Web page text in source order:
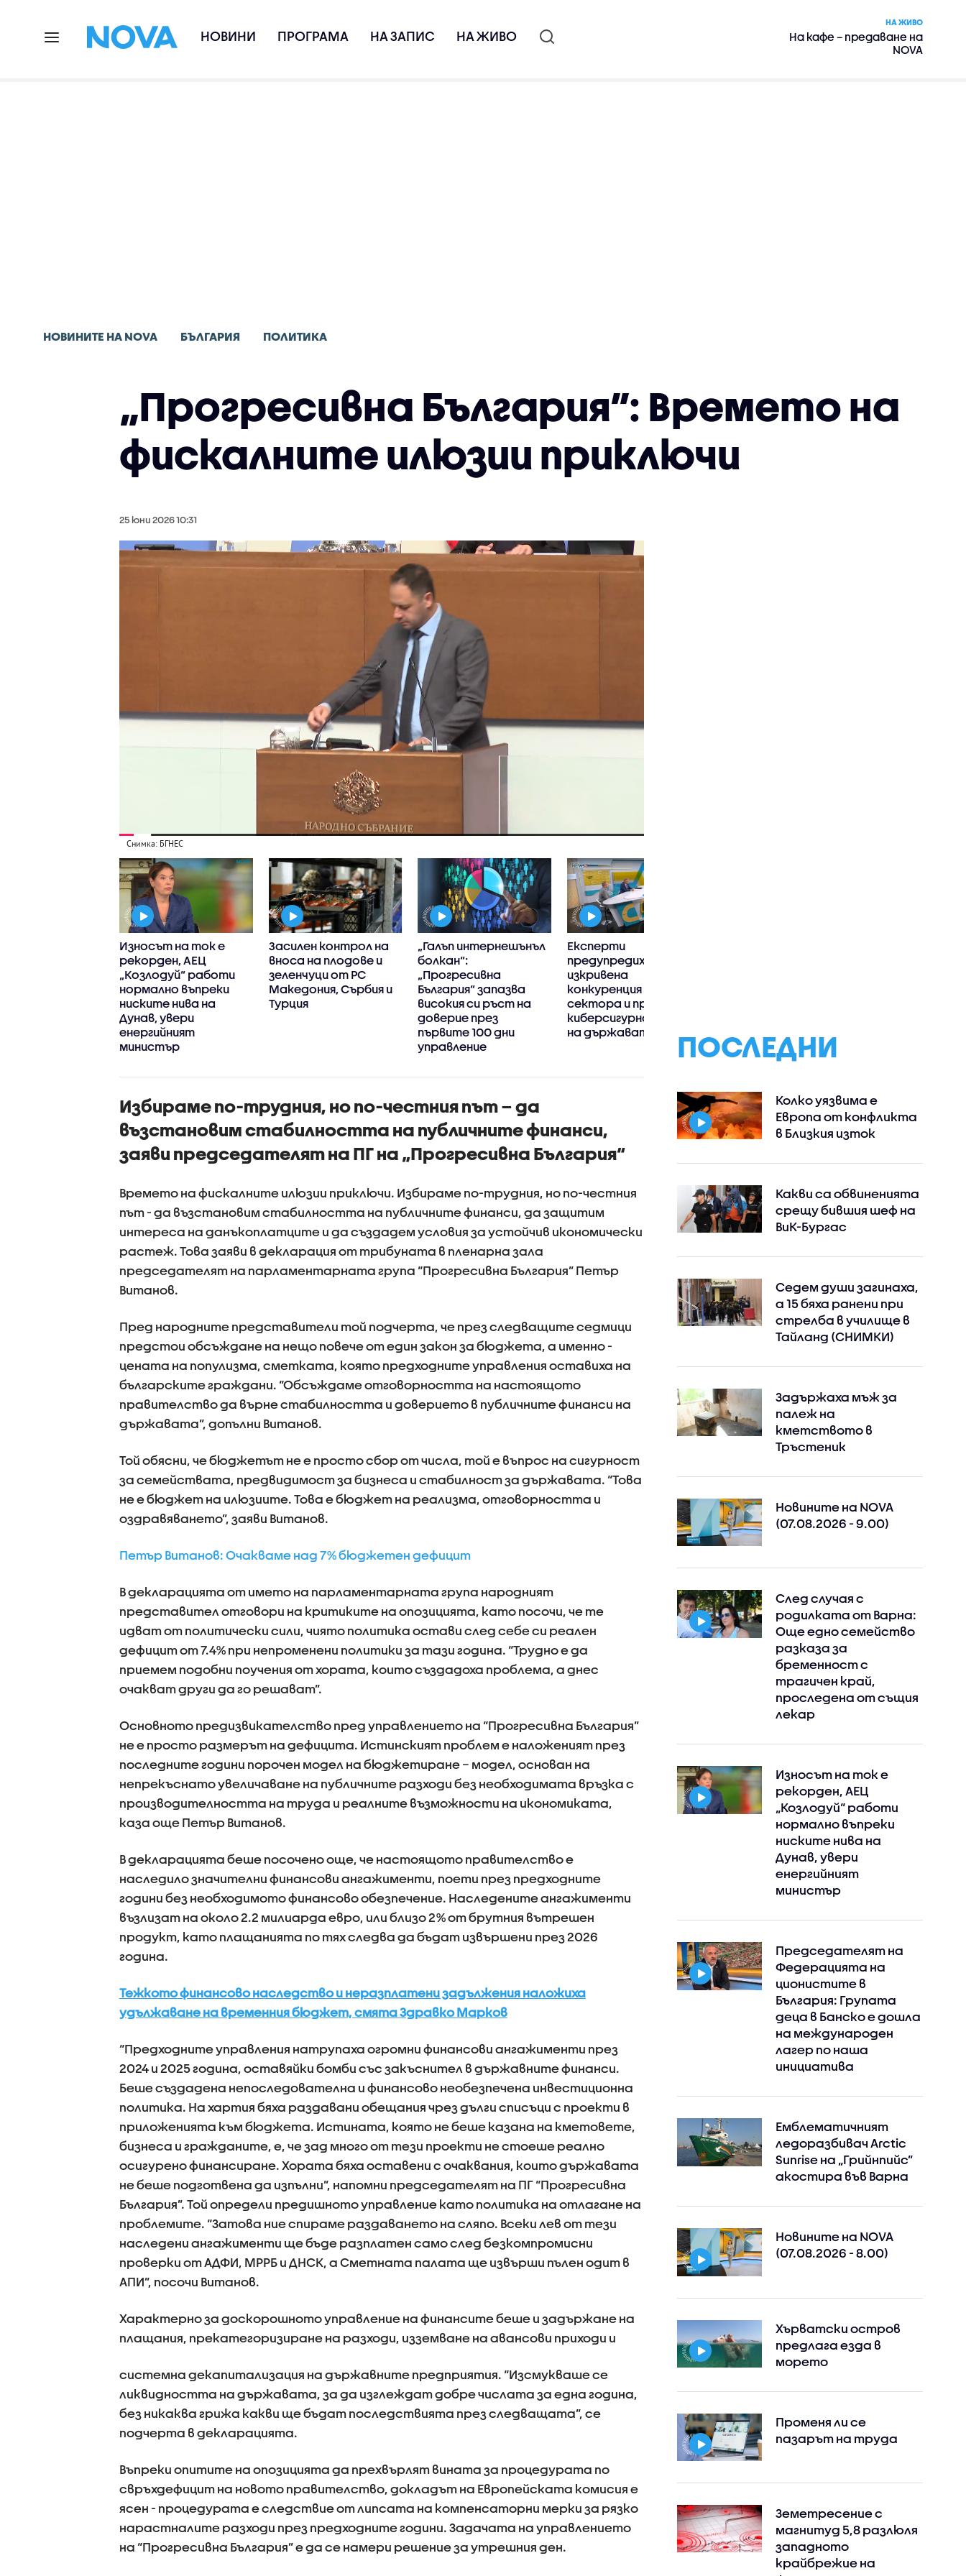
НОВИНИ ПРОГРАМА НА ЗАПИС НА ЖИВО
НА ЖИВО
На кафе – предаване на
NOVA
НОВИНИТЕ НА NOVA БЪЛГАРИЯ ПОЛИТИКА
„Прогресивна България”: Времето на
фискалните илюзии приключи
25 юни 2026 10:31
Снимка: БГНЕС
Износът на ток е
рекорден, АЕЦ
„Козлодуй“ работи
нормално въпреки
ниските нива на
Дунав, увери
енергийният
министър
Засилен контрол на
вноса на плодове и
зеленчуци от РС
Македония, Сърбия и
Турция
„Галъп интернешънъл
болкан“:
„Прогресивна
България“ запазва
високия си ръст на
доверие през
първите 100 дни
управление
Експерти
предупредиха за
изкривена
конкуренция в IT
сектора и пропуски в
киберсигурността
на държавата
Избираме по-трудния, но по-честния път – да
възстановим стабилността на публичните финанси,
заяви председателят на ПГ на „Прогресивна България“
Времето на фискалните илюзии приключи. Избираме по-трудния, но по-честния
път - да възстановим стабилността на публичните финанси, да защитим
интереса на данъкоплатците и да създадем условия за устойчив икономически
растеж. Това заяви в декларация от трибуната в пленарна зала
председателят на парламентарната група “Прогресивна България” Петър
Витанов.
Пред народните представители той подчерта, че през следващите седмици
предстои обсъждане на нещо повече от един закон за бюджета, а именно -
цената на популизма, сметката, която предходните управления оставиха на
българските граждани. “Обсъждаме отговорността на настоящото
правителство да върне стабилността и доверието в публичните финанси на
държавата”, допълни Витанов.
Той обясни, че бюджетът не е просто сбор от числа, той е въпрос на сигурност
за семействата, предвидимост за бизнеса и стабилност за държавата. “Това
не е бюджет на илюзиите. Това е бюджет на реализма, отговорността и
оздравяването”, заяви Витанов.
Петър Витанов: Очакваме над 7% бюджетен дефицит
В декларацията от името на парламентарната група народният
представител отговори на критиките на опозицията, като посочи, че те
идват от политически сили, чиято политика остави след себе си реален
дефицит от 7.4% при непроменени политики за тази година. “Трудно е да
приемем подобни поучения от хората, които създадоха проблема, а днес
очакват други да го решават”.
Основното предизвикателство пред управлението на “Прогресивна България”
не е просто размерът на дефицита. Истинският проблем е наложеният през
последните години порочен модел на бюджетиране – модел, основан на
непрекъснато увеличаване на публичните разходи без необходимата връзка с
производителността на труда и реалните възможности на икономиката,
каза още Петър Витанов.
В декларацията беше посочено още, че настоящото правителство е
наследило значителни финансови ангажименти, поети през предходните
години без необходимото финансово обезпечение. Наследените ангажименти
възлизат на около 2.2 милиарда евро, или близо 2% от брутния вътрешен
продукт, като плащанията по тях следва да бъдат извършени през 2026
година.
Тежкото финансово наследство и неразплатени задължения наложиха
удължаване на временния бюджет, смята Здравко Марков
“Предходните управления натрупаха огромни финансови ангажименти през
2024 и 2025 година, оставяйки бомби със закъснител в държавните финанси.
Беше създадена непоследователна и финансово необезпечена инвестиционна
политика. На хартия бяха раздавани обещания чрез дълги списъци с проекти в
приложенията към бюджета. Истината, която не беше казана на кметовете,
бизнеса и гражданите, е, че зад много от тези проекти не стоеше реално
осигурено финансиране. Хората бяха оставени с очаквания, които държавата
не беше подготвена да изпълни”, напомни председателят на ПГ “Прогресивна
България”. Той определи предишното управление като политика на отлагане на
проблемите. “Затова ние спираме раздаването на сляпо. Всеки лев от тези
наследени ангажименти ще бъде разплатен само след безкомпромисни
проверки от АДФИ, МРРБ и ДНСК, а Сметната палата ще извърши пълен одит в
АПИ”, посочи Витанов.
Характерно за доскорошното управление на финансите беше и задържане на
плащания, прекатегоризиране на разходи, изземване на авансови приходи и
системна декапитализация на държавните предприятия. “Изсмукваше се
ликвидността на държавата, за да изглеждат добре числата за една година,
без никаква грижа какви ще бъдат последствията през следващата”, се
подчерта в декларацията.
Въпреки опитите на опозицията да прехвърлят вината за процедурата по
свръхдефицит на новото правителство, докладът на Европейската комисия е
ясен - процедурата е следствие от липсата на компенсаторни мерки за рязко
нарастналите разходи през предходните години. Задачата на управлението
на “Прогресивна България” е да се намери решение за утрешния ден.
ПОСЛЕДНИ
Колко уязвима е
Европа от конфликта
в Близкия изток
Какви са обвиненията
срещу бившия шеф на
ВиК-Бургас
Седем души загинаха,
а 15 бяха ранени при
стрелба в училище в
Тайланд (СНИМКИ)
Задържаха мъж за
палеж на
кметството в
Тръстеник
Новините на NOVA
(07.08.2026 - 9.00)
След случая с
родилката от Варна:
Още едно семейство
разказа за
бременност с
трагичен край,
проследена от същия
лекар
Износът на ток е
рекорден, АЕЦ
„Козлодуй“ работи
нормално въпреки
ниските нива на
Дунав, увери
енергийният
министър
Председателят на
Федерацията на
ционистите в
България: Групата
деца в Банско е дошла
на международен
лагер по наша
инициатива
Емблематичният
ледоразбивач Arctic
Sunrise на „Грийнпийс”
акостира във Варна
Новините на NOVA
(07.08.2026 - 8.00)
Хърватски остров
предлага езда в
морето
Променя ли се
пазарът на труда
Земетресение с
магнитуд 5,8 разлюля
западното
крайбрежие на